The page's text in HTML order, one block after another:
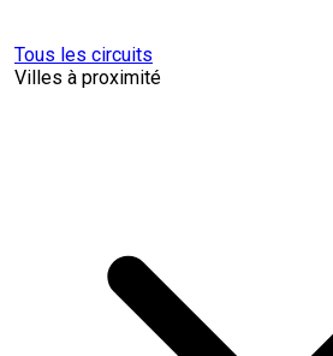
Tous les circuits
Villes à proximité